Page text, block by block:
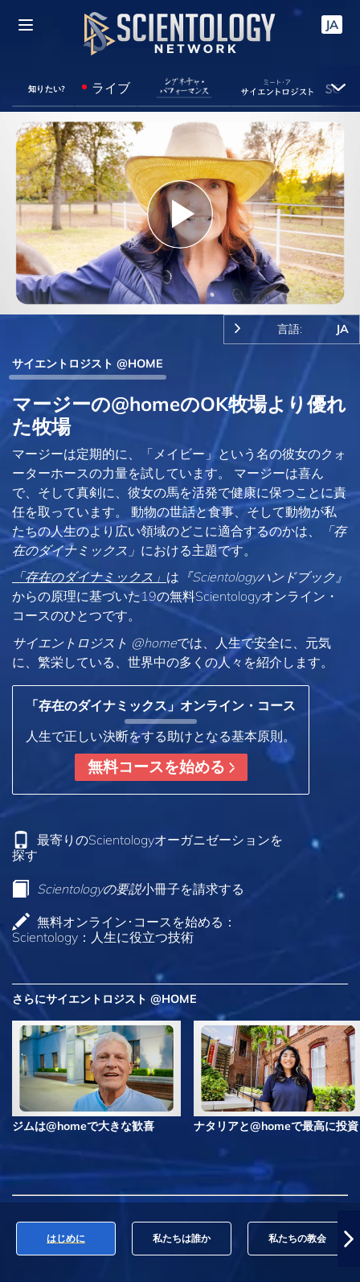
JA
知りたい? ライブ
Play
Video
言語: JA
サイエントロジスト @HOME
マージーの@homeのOK牧場より優れ
た牧場
マージーは定期的に、「メイビー」という名の彼女のクォ
ーターホースの力量を試しています。 マージーは喜ん
で、そして真剣に、彼女の馬を活発で健康に保つことに責
任を取っています。 動物の世話と食事、そして動物が私
たちの人生のより広い領域のどこに適合するのかは、
「存
在のダイナミックス」 における主題です。
「存在のダイナミックス」 は 『Scientologyハンドブック』
からの原理に基づいた19の無料Scientologyオンライン・
コースのひとつです。
サイエントロジスト @homeでは、人生で安全に、元気
に、繁栄している、世界中の多くの人々を紹介します。
「存在のダイナミックス」オンライン・コース
人生で正しい決断をする助けとなる基本原則。
無料コースを始める
最寄りのScientologyオーガニゼーションを
探す
Scientologyの要説小冊子を請求する
無料オンライン･コースを始める：
Scientology：人生に役立つ技術
さらにサイエントロジスト @HOME
ジムは@homeで大きな歓喜 ナタリアと@homeで最高に投資
はじめに 私たちは誰か 私たちの教会